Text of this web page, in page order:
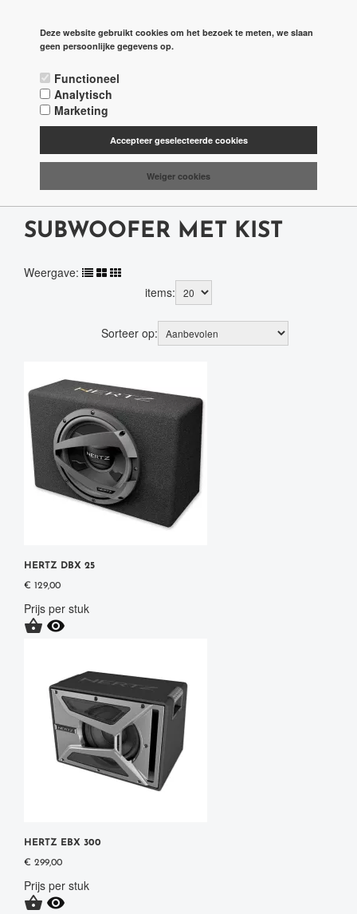
shopping_cart
https
ASSEN
SUBWOOFER MET KIST
Weergave:
items:
Sorteer op:
HERTZ DBX 25
€ 129,00
Prijs per stuk
 
HERTZ EBX 300
€ 299,00
Prijs per stuk
 
Deze website gebruikt cookies om het bezoek te meten, we slaan
geen persoonlijke gegevens op.
Functioneel
Analytisch
Marketing
Accepteer geselecteerde cookies
Weiger cookies